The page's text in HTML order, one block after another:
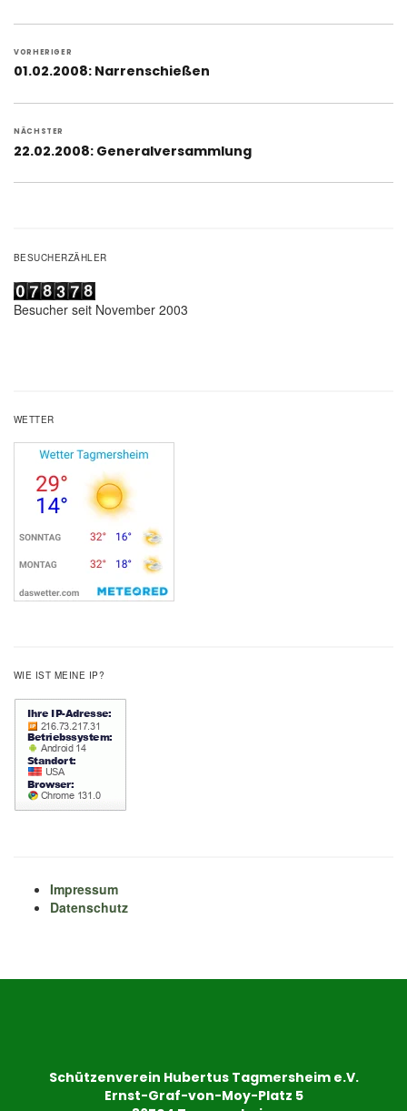
Beitragsnavigation
VORHERIGER
Vorheriger
01.02.2008: Narrenschießen
NÄCHSTER
Nächster
22.02.2008: Generalversammlung
BESUCHERZÄHLER
Besucher seit November 2003
WETTER
WIE IST MEINE IP?
Impressum
Datenschutz
Schützenverein Hubertus Tagmersheim e.V.
Ernst-Graf-von-Moy-Platz 5